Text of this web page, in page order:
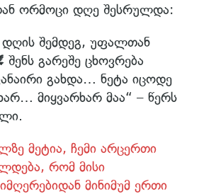
ორმოცი დღე შესრულდა:
შემდეგ, უფალთან
შენს გარეშე ცხოვრება
გახდა… ნეტა იცოდე
მიყვარხარ მაა“ – წერს
მეტია, ჩემი არცერთი
რომ მისი
მინიმუმ ერთი